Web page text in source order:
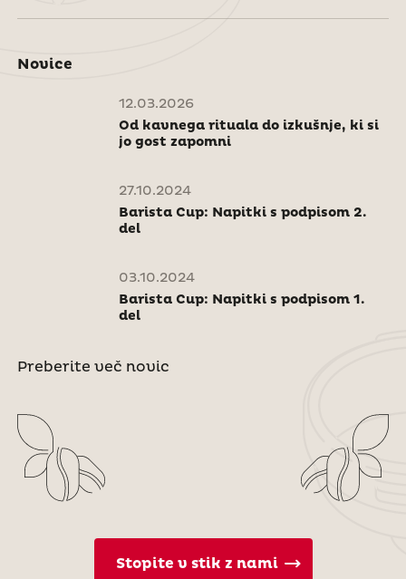
Novice
12.03.2026
Od kavnega rituala do izkušnje, ki si
jo gost zapomni
27.10.2024
Barista Cup: Napitki s podpisom 2.
del
03.10.2024
Barista Cup: Napitki s podpisom 1.
del
Preberite več novic
Stopite v stik z nami